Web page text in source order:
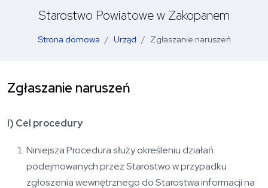
Starostwo Powiatowe w Zakopanem
Strona domowa Urząd Zgłaszanie naruszeń
Zgłaszanie naruszeń
I) Cel procedury
Niniejsza Procedura służy określeniu działań
podejmowanych przez Starostwo w przypadku
zgłoszenia wewnętrznego do Starostwa informacji na